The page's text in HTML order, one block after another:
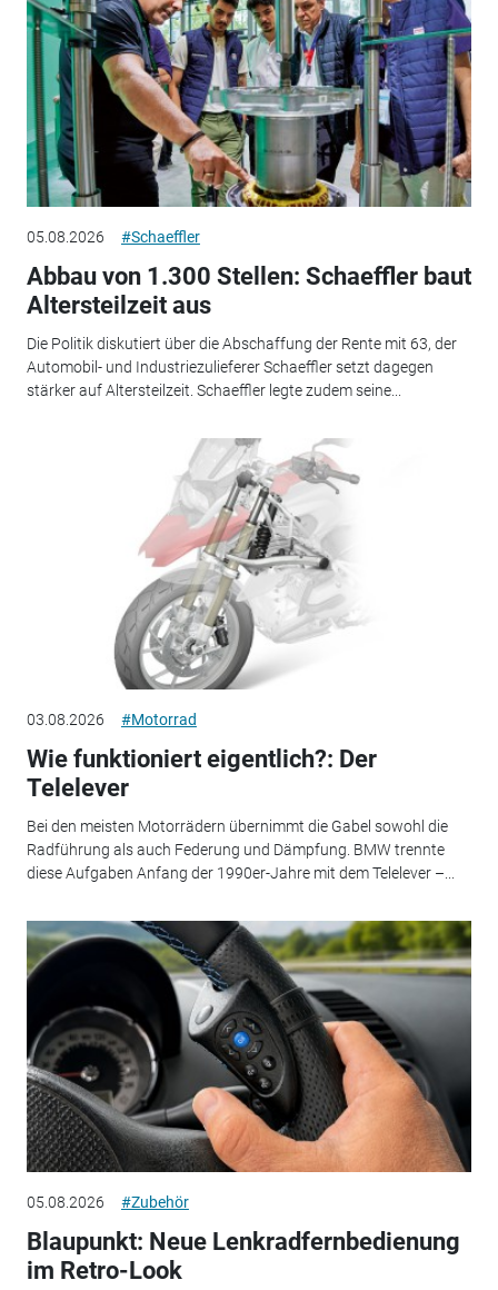
05.08.2026 #Schaeffler
Abbau von 1.300 Stellen: Schaeffler baut
Altersteilzeit aus
Die Politik diskutiert über die Abschaffung der Rente mit 63, der
Automobil- und Industriezulieferer Schaeffler setzt dagegen
stärker auf Altersteilzeit. Schaeffler legte zudem seine...
03.08.2026 #Motorrad
Wie funktioniert eigentlich?: Der
Telelever
Bei den meisten Motorrädern übernimmt die Gabel sowohl die
Radführung als auch Federung und Dämpfung. BMW trennte
diese Aufgaben Anfang der 1990er-Jahre mit dem Telelever –...
05.08.2026 #Zubehör
Blaupunkt: Neue Lenkradfernbedienung
im Retro-Look